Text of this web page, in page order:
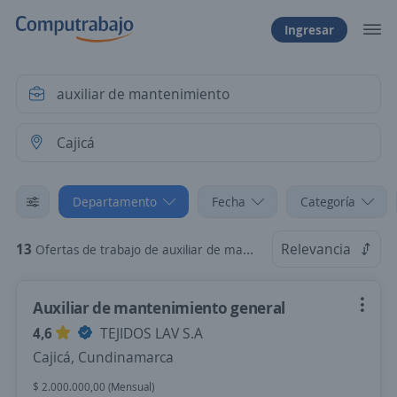
Ingresar
Departamento Fecha Categoría
13 Ofertas de trabajo de auxiliar de mantenimiento en Cajicá, Cundinamarca Relevancia
Auxiliar de mantenimiento general
4,6
TEJIDOS LAV S.A
Cajicá, Cundinamarca
$ 2.000.000,00 (Mensual)